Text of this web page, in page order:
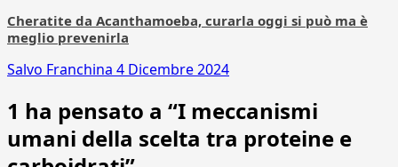
Cheratite da Acanthamoeba, curarla oggi si può ma è
meglio prevenirla
Salvo Franchina 4 Dicembre 2024
1 ha pensato a “I meccanismi
umani della scelta tra proteine e